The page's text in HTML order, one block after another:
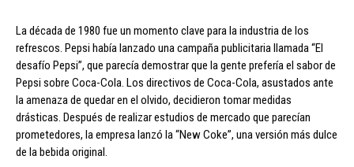
La década de 1980 fue un momento clave para la industria de los
refrescos. Pepsi había lanzado una campaña publicitaria llamada “El
desafío Pepsi”, que parecía demostrar que la gente prefería el sabor de
Pepsi sobre Coca-Cola. Los directivos de Coca-Cola, asustados ante
la amenaza de quedar en el olvido, decidieron tomar medidas
drásticas. Después de realizar estudios de mercado que parecían
prometedores, la empresa lanzó la “New Coke”, una versión más dulce
de la bebida original.